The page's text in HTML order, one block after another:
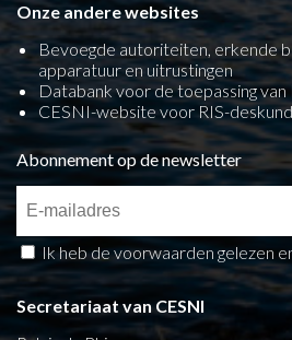
Onze andere websites
Bevoegde autoriteiten, erkende
apparatuur en uitrustingen
Databank voor de toepassing van
CESNI-website voor RIS-
Abonnement op de newsletter
Ik heb de voorwaarden gelezen
Secretariaat van CESNI